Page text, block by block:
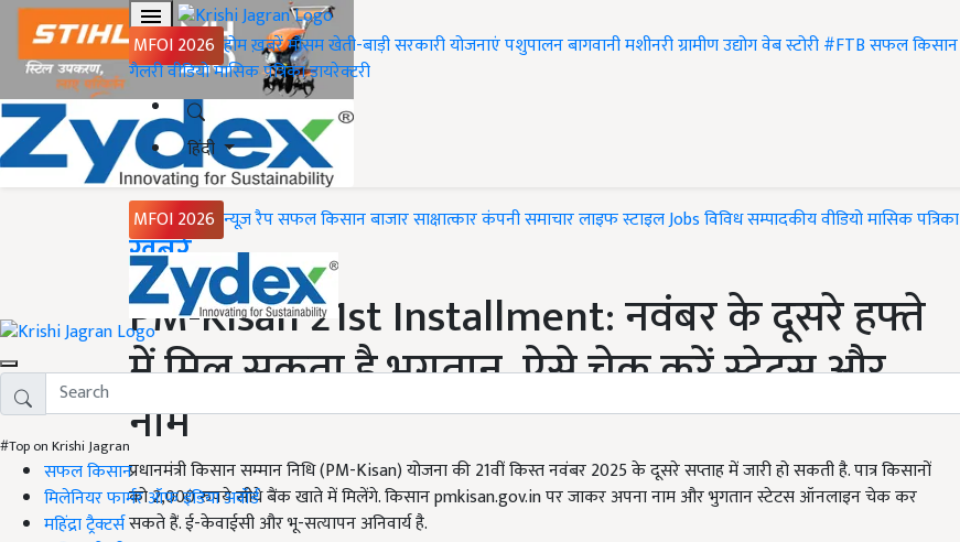
MFOI 2026 होमख़बरेंमौसमखेती-बाड़ीसरकारी योजनाएंपशुपालनबागवानीमशीनरीग्रामीण उद्योगवेब स्टोरी#FTBसफल किसान
गैलरीवीडियोमासिक पत्रिकाडायरेक्टरी
हिंदी
MFOI 2026 न्यूज़ रैपसफल किसानबाजारसाक्षात्कारकंपनी समाचारलाइफ स्टाइलJobsविविधसम्पादकीयवीडियोमासिक पत्रिका
#Top on Krishi Jagran
सफल किसान
मिलेनियर फार्मर ऑफ इंडिया अवॉर्ड
महिंद्रा ट्रैक्टर्स
Home
ख़बरें
PM-Kisan 21st Installment: नवंबर के दूसरे हफ्ते
में मिल सकता है भुगतान, ऐसे चेक करें स्टेटस और
नाम
प्रधानमंत्री किसान सम्मान निधि (PM-Kisan) योजना की 21वीं किस्त नवंबर 2025 के दूसरे सप्ताह में जारी हो सकती है. पात्र किसानों
को 2,000 रुपये सीधे बैंक खाते में मिलेंगे. किसान pmkisan.gov.in पर जाकर अपना नाम और भुगतान स्टेटस ऑनलाइन चेक कर
सकते हैं. ई-केवाईसी और भू-सत्यापन अनिवार्य है.